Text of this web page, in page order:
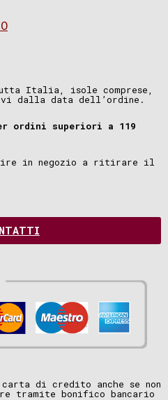
Italia, isole comprese,
dalla data dell’ordine.
ordini superiori a 119
in negozio a ritirare il
carta di credito anche se non
tramite bonifico bancario